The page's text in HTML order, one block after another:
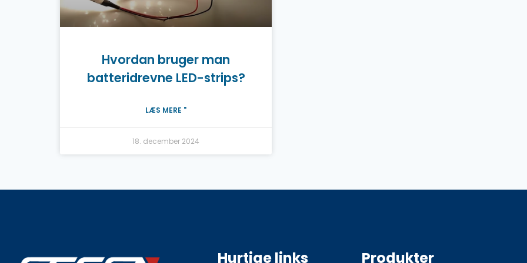
Hvordan bruger man
batteridrevne LED-strips?
LÆS MERE "
18. december 2024
Hurtige links Produkter